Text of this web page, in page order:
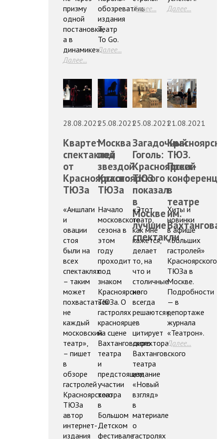
призму
одной
постановки,
а в
динамике».
Далее...
обозреватель
издания
Театр
To Go.
Далее...
Далее...
Далее...
28.08.2021
Квартет
спектаклей
от
Красноярского
ТЮЗа
«Аншлаги
и
овации
стоя
были на
всех
спектаклях
– таким
может
похвастаться
не
каждый
московский
театр»,
– пишет
в
обзоре
гастролей
Красноярского
ТЮЗа
автор
интернет-
издания
25.08.2021
Москва
под
звездой
Красноярского
ТЮЗа
Начало
московского
сезона в
этом
году
проходит
под
знаком
Красноярского
ТЮЗа. О
гастролях
красноярцев
на сцене
Вахтанговского
театра
и
предстоящем
участии
театра
в
Большом
Детском
фестивале
25.08.2021
Загадочный
Гоголь:
Красноярский
ТЮЗ
показал
в
Москве
лучшие
спектакли
«Этот
театр,
как мне
кажется,
делает
то, на
что и
столичные
не
всегда
решаются»,
-
цитирует
директора
Вахтанговского
театра
издание
«Новый
взгляд»
в
материале
о
гастролях
21.08.2021
ТЮЗ.
Пресс-
в
театре
им.
Хиты и
новинки
в афише
«Больших
гастролей»
Красноярского
ТЮЗа в
Москве.
Подробности
— в
репортаже
журнала
«Театрон».
Далее...